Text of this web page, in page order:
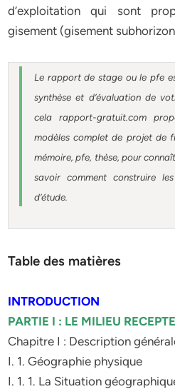
d’exploitation qui sont
gisement (gisement
Le rapport de stage ou le pfe
synthèse et d’évaluation de
cela rapport-gratuit.com
modèles complet de projet de
mémoire, pfe, thèse, pour
savoir comment construire
d’étude.
Table des matières
INTRODUCTION
PARTIE I : LE MILIEU
Chapitre I : Description
I. 1. Géographie physique
I. 1. 1. La Situation